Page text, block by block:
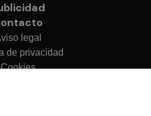
legal
de privacidad
Cookies